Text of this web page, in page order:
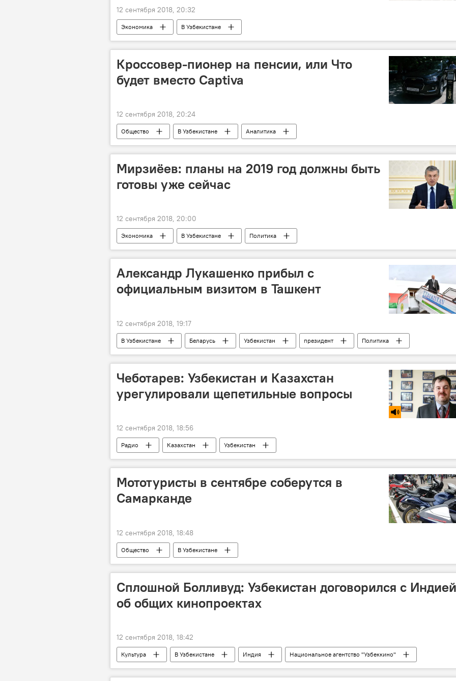
12 сентября 2018, 20:32
Экономика В Узбекистане
Кроссовер-пионер на пенсии, или Что
будет вместо Captiva
12 сентября 2018, 20:24
Общество В Узбекистане Аналитика
Мирзиёев: планы на 2019 год должны быть
готовы уже сейчас
12 сентября 2018, 20:00
Экономика В Узбекистане Политика
Александр Лукашенко прибыл с
официальным визитом в Ташкент
12 сентября 2018, 19:17
В Узбекистане Беларусь Узбекистан президент Политика
Чеботарев: Узбекистан и Казахстан
урегулировали щепетильные вопросы
12 сентября 2018, 18:56
Радио Казахстан Узбекистан
Мототуристы в сентябре соберутся в
Самарканде
12 сентября 2018, 18:48
Общество В Узбекистане
Сплошной Болливуд: Узбекистан договорился с Индией
об общих кинопроектах
12 сентября 2018, 18:42
Культура В Узбекистане Индия Национальное агентство "Узбеккино"